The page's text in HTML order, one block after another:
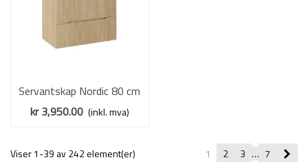
Servantskap Nordic 80 cm
- eik - 2 skuffer
kr 3,950.00 (inkl. mva)
Viser 1-39 av 242 element(er) 1 2 3 … 7